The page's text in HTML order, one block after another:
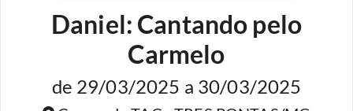
Daniel: Cantando pelo
Carmelo
de 29/03/2025 a 30/03/2025